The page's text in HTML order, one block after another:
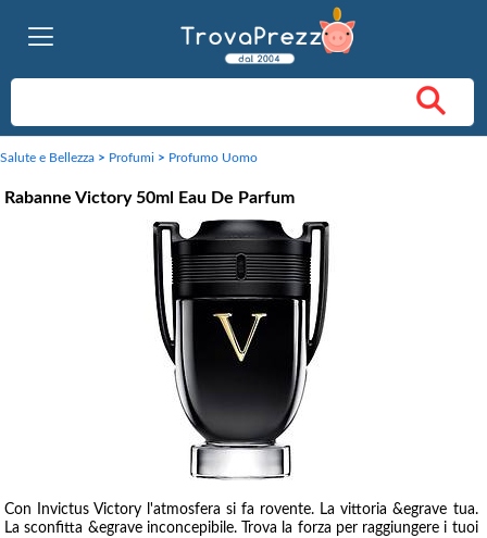
Salute e Bellezza > Profumi > Profumo Uomo
Rabanne Victory 50ml Eau De Parfum
Con Invictus Victory l'atmosfera si fa rovente. La vittoria &egrave tua.
La sconfitta &egrave inconcepibile. Trova la forza per raggiungere i tuoi